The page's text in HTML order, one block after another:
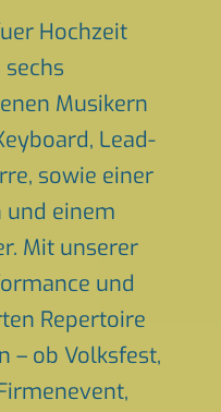
Hochzeit
Musikern
Lead-
sowie einer
und einem
Mit unserer
und
Repertoire
– ob Volksfest,